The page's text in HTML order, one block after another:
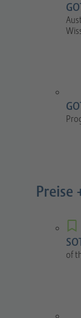
Preise
of